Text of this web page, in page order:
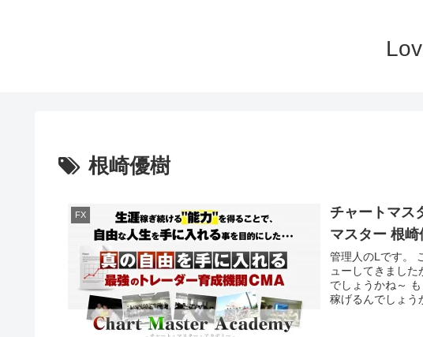
根崎優樹
FX
チャートマス
マスター 根
管理人のLです。
ューしてきまし
でしょうかね～
稼げるんでしょう